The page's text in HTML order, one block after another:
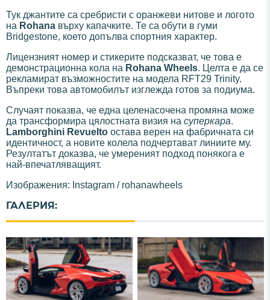
Тук джантите са сребристи с оранжеви нитове и логото
на Rohana върху капачките. Те са обути в гуми
Bridgestone, което допълва спортния характер.
Лицензният номер и стикерите подсказват, че това е
демонстрационна кола на Rohana Wheels. Целта е да се
рекламират възможностите на модела RFT29 Trinity.
Въпреки това автомобилът изглежда готов за подиума.
Случаят показва, че една целенасочена промяна може
да трансформира цялостната визия на суперкара.
Lamborghini Revuelto остава верен на фабричната си
идентичност, а новите колела подчертават линиите му.
Резултатът доказва, че умереният подход понякога е
най-впечатляващият.
Изображения: Instagram / rohanawheels
ГАЛЕРИЯ: